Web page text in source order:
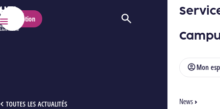
HELMo
Menu
Mon
News
Inscription Ouvrir/Fermer la recherche
TOUTES LES ACTUALITÉS
DES AVANCÉES DANS LE CADRE DU PROJET DE RECHERCHE WIN2WAL BIOFLOC